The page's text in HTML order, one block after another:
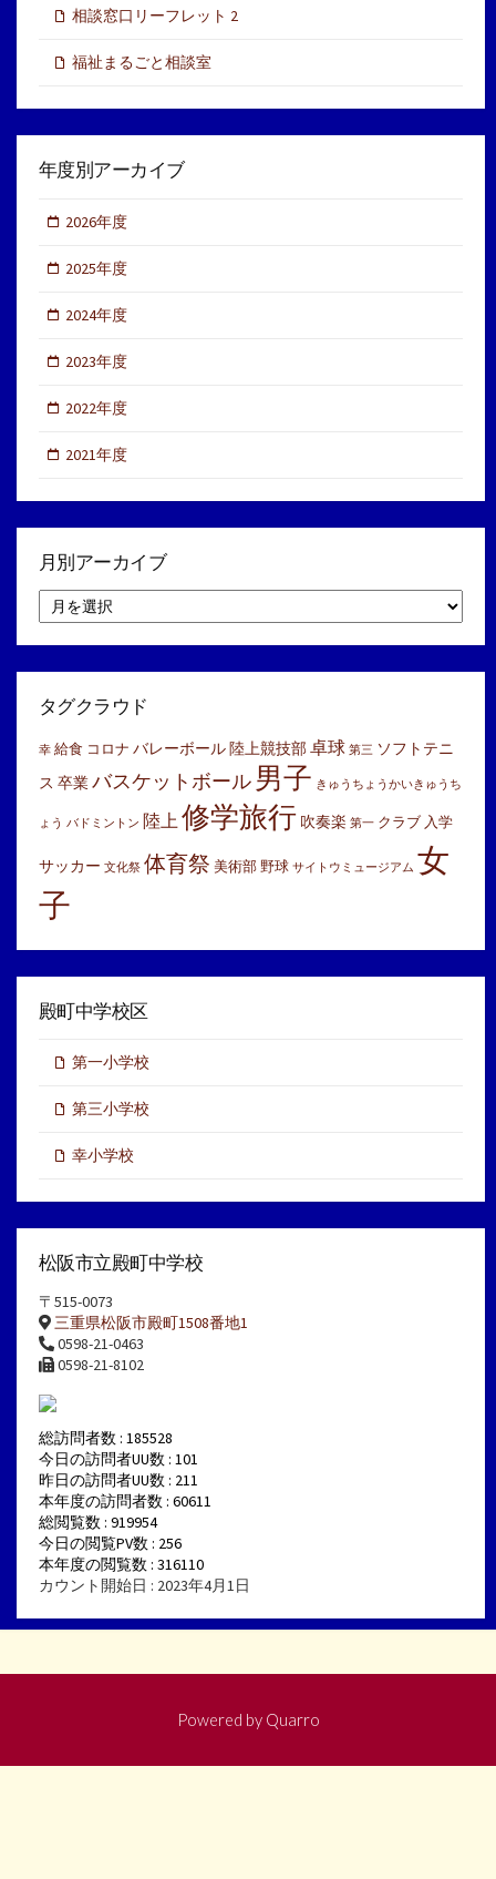
相談窓口リーフレット 2
福祉まるごと相談室
年度別アーカイブ
2026年度
2025年度
2024年度
2023年度
2022年度
2021年度
月別アーカイブ
別
ア
イ
タグクラウド
幸 給食 コロナ バレーボール陸上競技部卓球 第三 ソフトテニ
ス 卒業バスケットボール 男子 きゅうちょうかいきゅうち
ょう バドミントン 陸上 修学旅行 吹奏楽 第一 クラブ 入学
サッカー 文化祭 体育祭 美術部 野球 サイトウミュージアム 女
子
殿町中学校区
第一小学校
第三小学校
幸小学校
松阪市立殿町中学校
〒515-0073
三重県松阪市殿町1508番地1
0598-21-0463
0598-21-8102
総訪問者数 : 185528
今日の訪問者UU数 : 101
昨日の訪問者UU数 : 211
本年度の訪問者数 : 60611
総閲覧数 : 919954
今日の閲覧PV数 : 256
本年度の閲覧数 : 316110
カウント開始日 : 2023年4月1日
Powered by Quarro